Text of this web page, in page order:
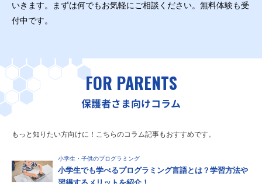
いきます。まずは何でもお気軽にご相談ください。無料体験も受
付中です。
FOR PARENTS
保護者さま向けコラム
もっと知りたい方向けに！こちらのコラム記事もおすすめです。
小学生・子供のプログラミング
小学生でも学べるプログラミング言語とは？学習方法や